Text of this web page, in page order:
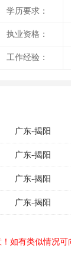
学历要求：
执业资格：
工作经验：
广东-揭阳
广东-揭阳
广东-揭阳
广东-揭阳
如有类似情况可